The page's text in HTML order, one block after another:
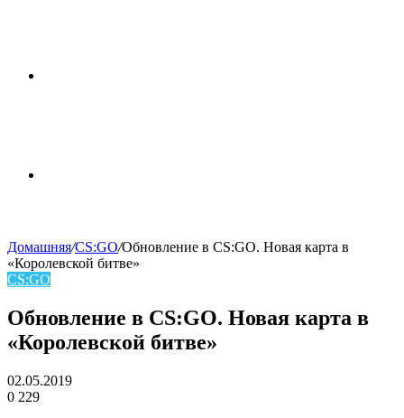
skin
Домашняя/CS:GO/Обновление в CS:GO. Новая карта в
«Королевской битве»
CS:GO
Обновление в CS:GO. Новая карта в
«Королевской битве»
02.05.2019
0 229